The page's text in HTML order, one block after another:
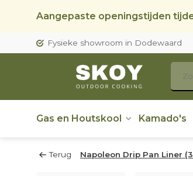
Aangepaste openingstijden
Fysieke showroom in Dodewaard
Gas en Houtskool Kamado's
Terug Napoleon Drip Pan Liner